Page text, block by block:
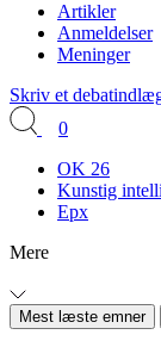
Artikler
Anmeldelser
Meninger
Skriv et
0
OK 26
Kunstig
Epx
Mere
Mest læste emner